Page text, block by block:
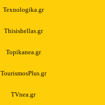
Texnologika.gr
Thisishellas.gr
Topikanea.gr
TourismosPlus.gr
TVnea.gr